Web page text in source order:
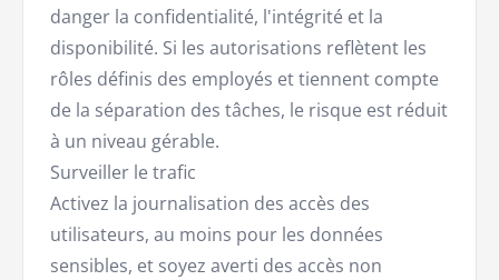
danger la confidentialité, l'intégrité et la
disponibilité. Si les autorisations reflètent les
rôles définis des employés et tiennent compte
de la séparation des tâches, le risque est réduit
à un niveau gérable.
Surveiller le trafic
Activez la journalisation des accès des
utilisateurs, au moins pour les données
sensibles, et soyez averti des accès non